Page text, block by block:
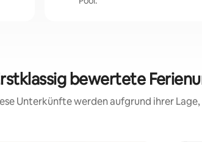
bewertete
Unterkünfte werden aufgrund ihrer